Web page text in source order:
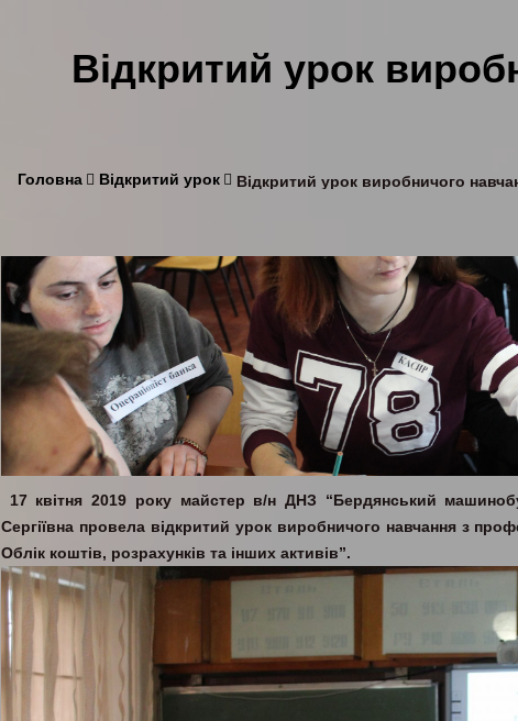
Відкритий урок
Головна Відкритий урок Відкритий урок виробничого
17 квітня 2019 року майстер в/н ДНЗ “Бердянський
Сергіївна провела відкритий урок виробничого навчання з
Облік коштів, розрахунків та інших активів”.